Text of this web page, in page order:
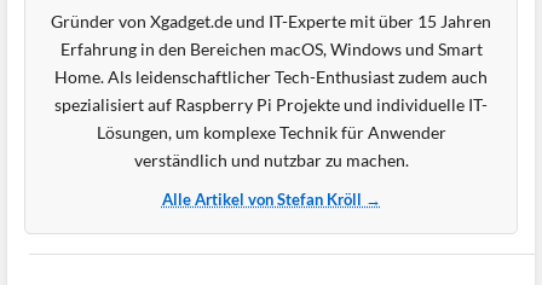
Gründer von Xgadget.de und IT-Experte mit über 15 Jahren
Erfahrung in den Bereichen macOS, Windows und Smart
Home. Als leidenschaftlicher Tech-Enthusiast zudem auch
spezialisiert auf Raspberry Pi Projekte und individuelle IT-
Lösungen, um komplexe Technik für Anwender
verständlich und nutzbar zu machen.
Alle Artikel von Stefan Kröll →